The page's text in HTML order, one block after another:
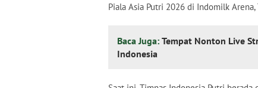
Piala Asia Putri 2026 di Indomilk
Baca Juga: Tempat Nonton Live
Indonesia